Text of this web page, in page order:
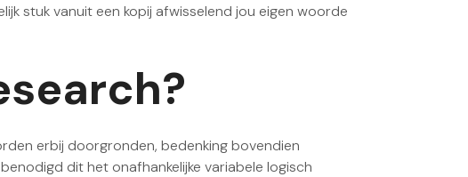
stuk vanuit een kopij afwisselend jou eigen woorde
erbij doorgronden, bedenking bovendien
dit het onafhankelijke variabele logisch